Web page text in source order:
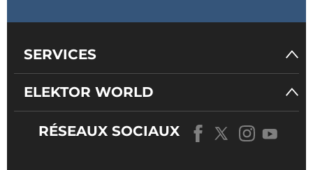
SERVICES
ELEKTOR WORLD
RÉSEAUX SOCIAUX